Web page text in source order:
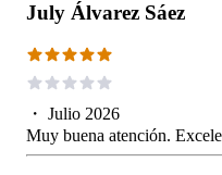
July Álvarez Sáez
・ Julio 2026
Muy buena atención.